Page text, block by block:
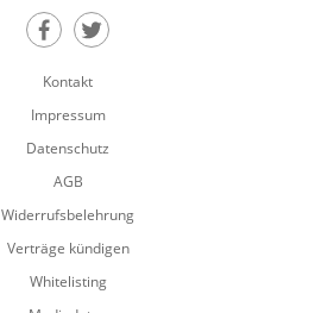
Teilen auf Facebook
Teilen auf Twitter
Kontakt
Impressum
Datenschutz
AGB
Widerrufsbelehrung
Verträge kündigen
Whitelisting